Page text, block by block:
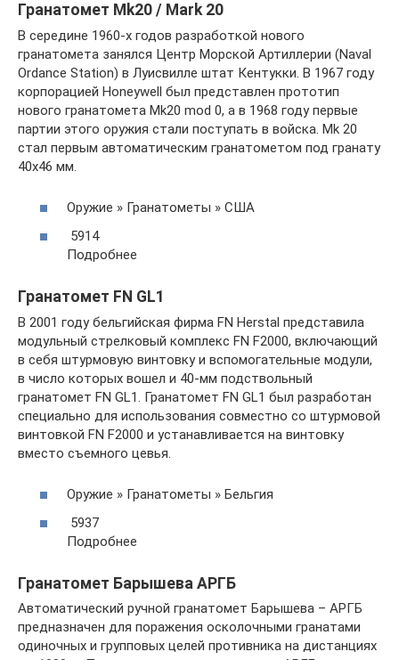
Гранатомет Mk20 / Mark 20
В середине 1960-х годов разработкой нового
гранатомета занялся Центр Морской Артиллерии (Naval
Ordance Station) в Луисвилле штат Кентукки. В 1967 году
корпорацией Honeywell был представлен прототип
нового гранатомета Mk20 mod 0, а в 1968 году первые
партии этого оружия стали поступать в войска. Mk 20
стал первым автоматическим гранатометом под гранату
40х46 мм.
Оружие » Гранатометы » США
5914
Подробнее
Гранатомет FN GL1
В 2001 году бельгийская фирма FN Herstal представила
модульный стрелковый комплекс FN F2000, включающий
в себя штурмовую винтовку и вспомогательные модули,
в число которых вошел и 40-мм подствольный
гранатомет FN GL1. Гранатомет FN GL1 был разработан
специально для использования совместно со штурмовой
винтовкой FN F2000 и устанавливается на винтовку
вместо съемного цевья.
Оружие » Гранатометы » Бельгия
5937
Подробнее
Гранатомет Барышева АРГБ
Автоматический ручной гранатомет Барышева – АРГБ
предназначен для поражения осколочными гранатами
одиночных и групповых целей противника на дистанциях